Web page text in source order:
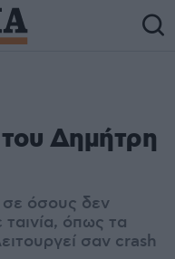
Δημήτρη
σε όσους δεν
όπως τα
σαν crash